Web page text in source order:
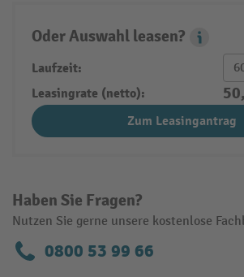
Haben Sie Fragen?
Nutzen Sie gerne unsere kostenlose
0800 53 99 66
Oder Auswahl leasen?
Leasing
Laufzeit:
Leasingrate (netto):
Zum Leasingantrag